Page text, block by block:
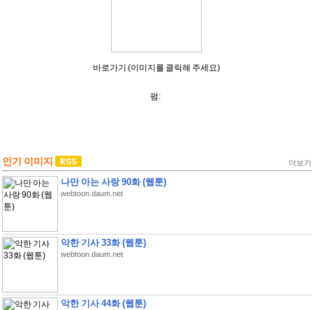
바로가기 (이미지를 클릭해 주세요)
펌:
인기 이미지 더보기
나만 아는 사랑 90화 (웹툰)
webtoon.daum.net
악한 기사 33화 (웹툰)
webtoon.daum.net
악한 기사 44화 (웹툰)